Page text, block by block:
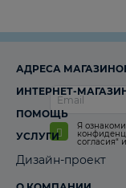
Я
согласия“ и
АДРЕСА
ИНТЕРНЕТ-
ПОМОЩЬ
УСЛУГИ
Дизайн-проект